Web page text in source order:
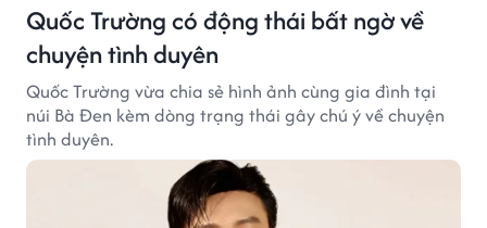
Quốc Trường có động thái bất ngờ về
chuyện tình duyên
Quốc Trường vừa chia sẻ hình ảnh cùng gia đình tại
núi Bà Đen kèm dòng trạng thái gây chú ý về chuyện
tình duyên.